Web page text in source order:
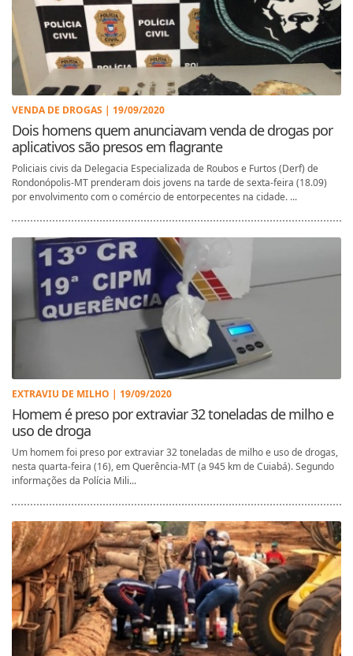
VENDA DE DROGAS | 19/09/2020
Dois homens quem anunciavam venda de drogas por
aplicativos são presos em flagrante
Policiais civis da Delegacia Especializada de Roubos e Furtos (Derf) de
Rondonópolis-MT prenderam dois jovens na tarde de sexta-feira (18.09)
por envolvimento com o comércio de entorpecentes na cidade. ...
EXTRAVIU DE MILHO | 19/09/2020
Homem é preso por extraviar 32 toneladas de milho e
uso de droga
Um homem foi preso por extraviar 32 toneladas de milho e uso de drogas,
nesta quarta-feira (16), em Querência-MT (a 945 km de Cuiabá). Segundo
informações da Polícia Mili...